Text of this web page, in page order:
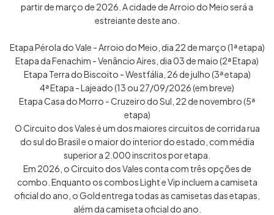
partir de março de 2026. A cidade de Arroio do Meio será a
estreiante deste ano.
Etapa Pérola do Vale - Arroio do Meio, dia 22 de março (1ª etapa)
Etapa da Fenachim - Venâncio Aires, dia 03 de maio (2ª Etapa)
Etapa Terra do Biscoito - Westfália, 26 de julho (3ª etapa)
4ª Etapa - Lajeado (13 ou 27/09/2026 (em breve)
Etapa Casa do Morro - Cruzeiro do Sul, 22 de novembro (5ª
etapa)
O Circuito dos Vales é um dos maiores circuitos de corrida rua
do sul do Brasil e o maior do interior do estado, com média
superior a 2.000 inscritos por etapa.
Em 2026, o Circuito dos Vales conta com três opções de
combo. Enquanto os combos Light e Vip incluem a camiseta
oficial do ano, o Gold entrega todas as camisetas das etapas,
além da camiseta oficial do ano.